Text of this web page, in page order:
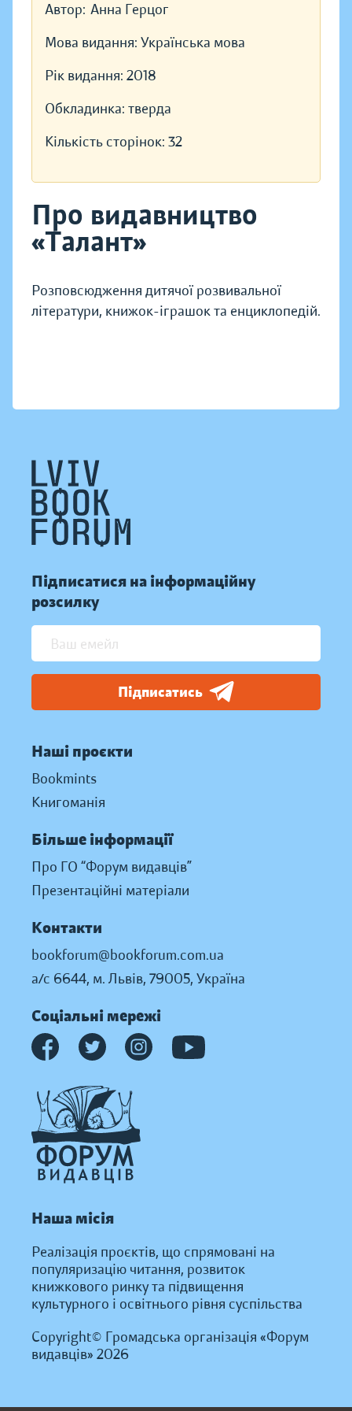
Автор: Анна Герцог
Мова видання: Українська мова
Рік видання: 2018
Обкладинка: тверда
Кількість сторінок: 32
Про видавництво
«Талант»
Розповсюдження дитячої розвивальної
літератури, книжок-іграшок та енциклопедій.
Підписатися на інформаційну
розсилку
Підписатись
Наші проєкти
Bookmints
Книгоманія
Більше інформації
Про ГО “Форум видавців”
Презентаційні матеріали
Контакти
bookforum@bookforum.com.ua
а/с 6644, м. Львів, 79005, Україна
Соціальні мережі
Наша місія
Реалізація проєктів, що спрямовані на
популяризацію читання, розвиток
книжкового ринку та підвищення
культурного і освітнього рівня суспільства
Copyright© Громадська організація «Форум
видавців» 2026